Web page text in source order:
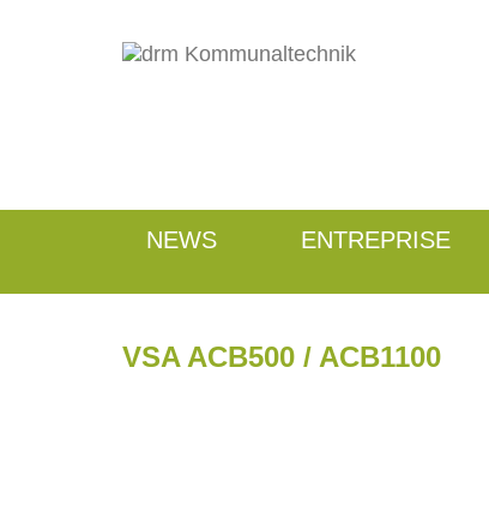
NEWS ENTREPRISE
VSA ACB500 / ACB1100